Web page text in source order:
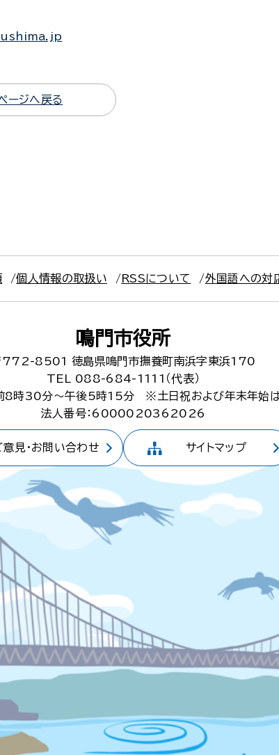
ージへ戻る
個人情報の取扱い RSSについて 外国語への対
鳴門市役所
772-8501
徳島県鳴門市撫養町南浜字東浜170
TEL 088-684-1111（代表）
8時30分～午後5時15分
※土日祝および年末年始
法人番号：6000020362026
見・お問い合わせ サイトマップ